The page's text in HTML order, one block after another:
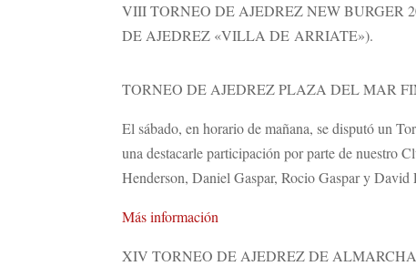
VIII TORNEO DE AJEDREZ NEW BURGER
DE AJEDREZ «VILLA DE ARRIATE»).
TORNEO DE AJEDREZ PLAZA DEL MAR
El sábado, en horario de mañana, se disputó un
una destacarle participación por parte de nuestro
Henderson, Daniel Gaspar, Rocio Gaspar y
Más información
XIV TORNEO DE AJEDREZ DE